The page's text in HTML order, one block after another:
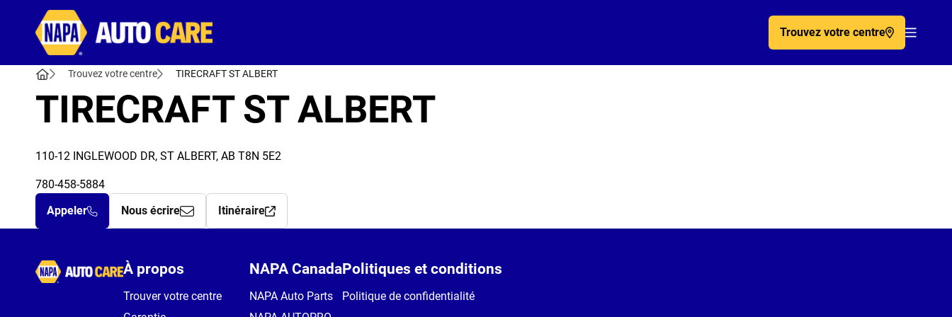
Trouvez votre centre
Trouvez votre centre TIRECRAFT ST ALBERT
TIRECRAFT ST ALBERT
110-12 INGLEWOOD DR, ST ALBERT, AB T8N 5E2
780-458-5884
Appeler
Nous écrire Itinéraire
Autocare
À propos
Trouver votre centre
NAPA Canada
NAPA Auto Parts
Politiques et conditions
Politique de confidentialité